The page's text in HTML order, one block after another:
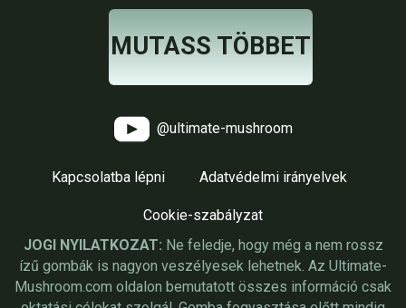
MUTASS TÖBBET
@ultimate-mushroom
Kapcsolatba lépni Adatvédelmi irányelvek
Cookie-szabályzat
JOGI NYILATKOZAT: Ne feledje, hogy még a nem rossz
ízű gombák is nagyon veszélyesek lehetnek. Az Ultimate-
Mushroom.com oldalon bemutatott összes információ csak